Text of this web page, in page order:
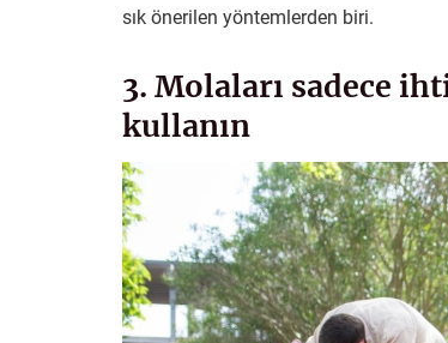
sık önerilen yöntemlerden biri.
3. Molaları sadece
kullanın